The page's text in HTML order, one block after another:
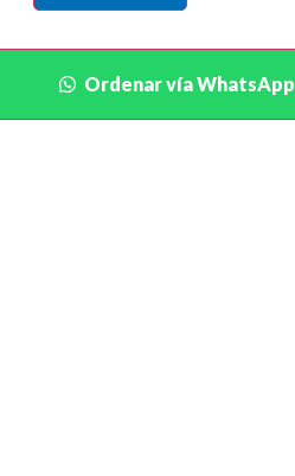
Ordenar vía WhatsApp